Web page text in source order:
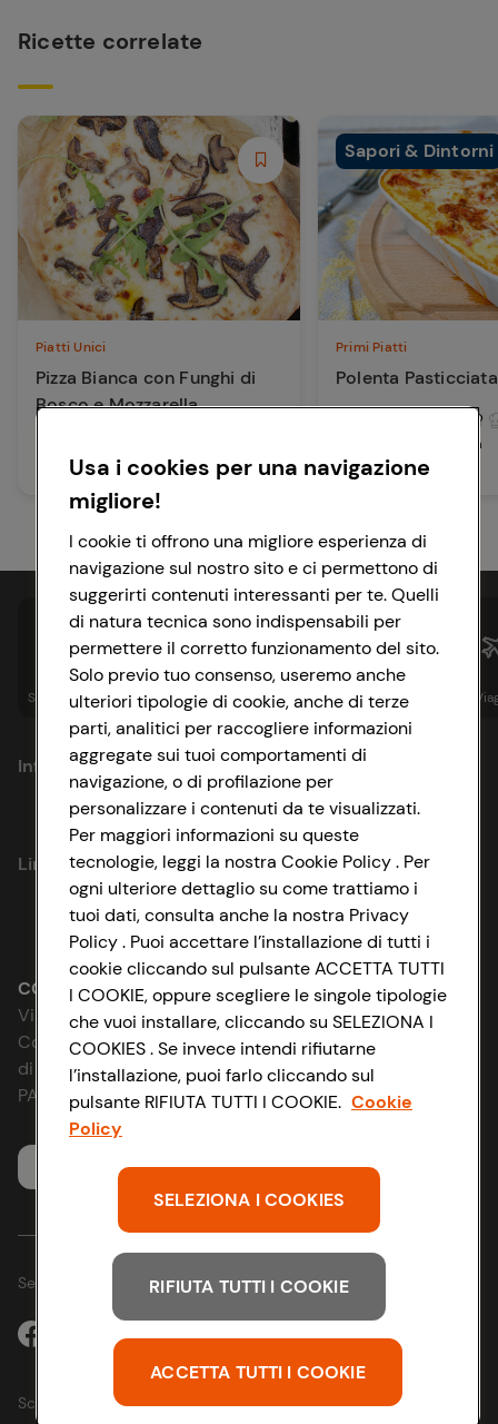
Ricette correlate
Piatti Unici
Pizza Bianca con Funghi di
Bosco e Mozzarella
15 min Facile
Sapori & Dintorni
Primi Piatti
Polenta
Media
Spesa online Assicurazioni Sapori& Istituzionale
Informazioni
Privacy Policy
Cookie Policy
Impostazioni Cookie
Accessibilità
D&I e Parità di Genere
Strategia Fiscale
Link utili
Lavora con noi
Le cooperative
News & Approfondimenti
Richiami prodotto
Whistleblowing
CONAD SOCIETÀ COOPERATIVA
Via Michelino, 59 | 40127 BOLOGNA
Codice Fiscale e Registro Imprese
di Bologna 00865960157
PARTITA IVA 03320960374
Servizio clienti
Seguici sui Social:
Scarica l'app
Usa i cookies per una navigazione
migliore!
I cookie ti offrono una migliore esperienza di
navigazione sul nostro sito e ci permettono di
suggerirti contenuti interessanti per te. Quelli
di natura tecnica sono indispensabili per
permettere il corretto funzionamento del sito.
Solo previo tuo consenso, useremo anche
ulteriori tipologie di cookie, anche di terze
parti, analitici per raccogliere informazioni
aggregate sui tuoi comportamenti di
navigazione, o di profilazione per
personalizzare i contenuti da te visualizzati.
Per maggiori informazioni su queste
tecnologie, leggi la nostra Cookie Policy . Per
ogni ulteriore dettaglio su come trattiamo i
tuoi dati, consulta anche la nostra Privacy
Policy . Puoi accettare l’installazione di tutti i
cookie cliccando sul pulsante ACCETTA TUTTI
I COOKIE, oppure scegliere le singole tipologie
che vuoi installare, cliccando su SELEZIONA I
COOKIES . Se invece intendi rifiutarne
l’installazione, puoi farlo cliccando sul
pulsante RIFIUTA TUTTI I COOKIE. Cookie
Policy
SELEZIONA I COOKIES
RIFIUTA TUTTI I COOKIE
ACCETTA TUTTI I COOKIE